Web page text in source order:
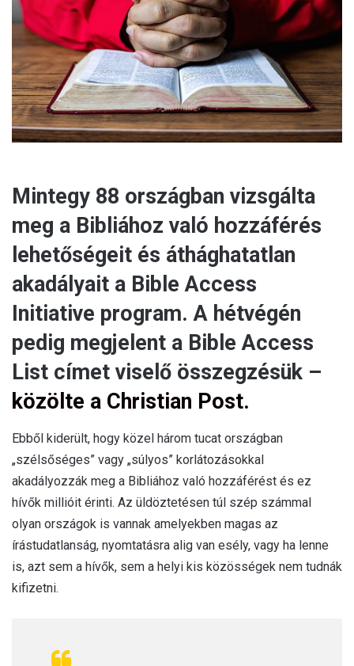
l
Mintegy 88 országban vizsgálta
meg a Bibliához való hozzáférés
lehetőségeit és áthághatatlan
akadályait a Bible Access
Initiative program. A hétvégén
pedig megjelent a Bible Access
List címet viselő összegzésük –
közölte a Christian Post.
Ebből kiderült, hogy közel három tucat országban
„szélsőséges” vagy „súlyos” korlátozásokkal
akadályozzák meg a Bibliához való hozzáférést és ez
hívők millióit érinti. Az üldöztetésen túl szép számmal
olyan országok is vannak amelyekben magas az
írástudatlanság, nyomtatásra alig van esély, vagy ha lenne
is, azt sem a hívők, sem a helyi kis közösségek nem tudnák
kifizetni.